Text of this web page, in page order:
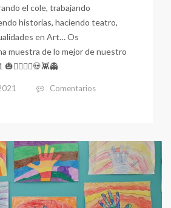
el cole, trabajando
historias, haciendo teatro,
en Art… Os
muestra de lo mejor de nuestro
🎃🧙‍♂️🧛‍♀️💀👾👻
Comentarios